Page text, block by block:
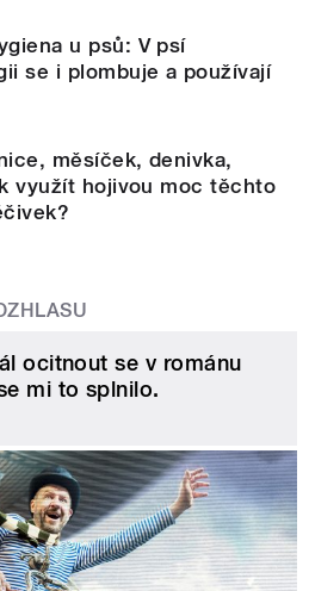
u psů: V psí
se i plombuje a používají
měsíček, denivka,
využít hojivou moc těchto
ocitnout se v románu
mi to splnilo.